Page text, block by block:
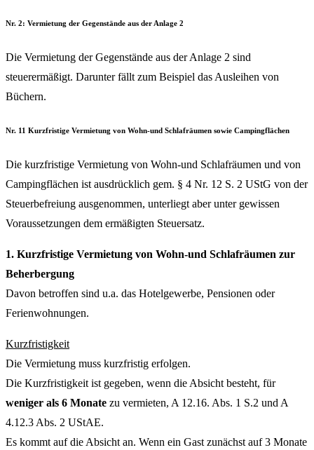
Nr. 2: Vermietung der Gegenstände aus der Anlage 2
Die Vermietung der Gegenstände aus der Anlage 2 sind
steuerermäßigt. Darunter fällt zum Beispiel das Ausleihen von
Büchern.
Nr. 11 Kurzfristige Vermietung von Wohn-und Schlafräumen sowie Campingflächen
Die kurzfristige Vermietung von Wohn-und Schlafräumen und von
Campingflächen ist ausdrücklich gem. § 4 Nr. 12 S. 2 UStG von der
Steuerbefreiung ausgenommen, unterliegt aber unter gewissen
Voraussetzungen dem ermäßigten Steuersatz.
1. Kurzfristige Vermietung von Wohn-und Schlafräumen zur
Beherbergung
Davon betroffen sind u.a. das Hotelgewerbe, Pensionen oder
Ferienwohnungen.
Kurzfristigkeit
Die Vermietung muss kurzfristig erfolgen.
Die Kurzfristigkeit ist gegeben, wenn die Absicht besteht, für
weniger als 6 Monate zu vermieten, A 12.16. Abs. 1 S.2 und A
4.12.3 Abs. 2 UStAE.
Es kommt auf die Absicht an. Wenn ein Gast zunächst auf 3 Monate